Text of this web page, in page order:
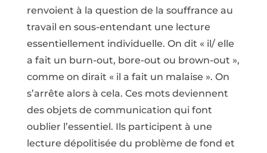
renvoient à la question de la souffrance au
travail en sous-entendant une lecture
essentiellement individuelle. On dit « il/ elle
a fait un burn-out, bore-out ou brown-out »,
comme on dirait « il a fait un malaise ». On
s’arrête alors à cela. Ces mots deviennent
des objets de communication qui font
oublier l’essentiel. Ils participent à une
lecture dépolitisée du problème de fond et